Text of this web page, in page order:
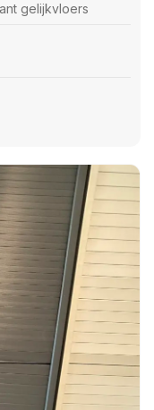
gelijkvloers